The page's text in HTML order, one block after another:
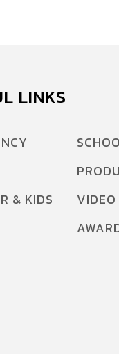
LINKS
& KIDS
VIDEO